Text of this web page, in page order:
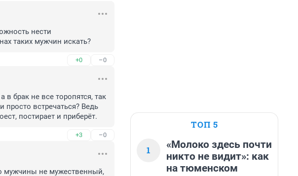
нести
таких мужчин искать?
+0 –0
брак не все торопятся, так
встречаться? Ведь
постирает и приберёт.
+3 –0
мужчины не мужественный,
ТОП 5
1
«Молоко здесь почти
никто не видит»: как
на тюменском